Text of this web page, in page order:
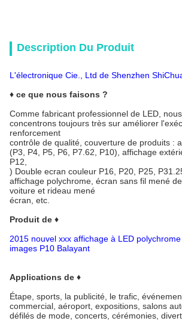
Description Du Produit
L'électronique Cie., Ltd de Shenzhen
♦ ce que nous faisons ?
Comme fabricant professionnel de LED,
concentrons toujours très sur améliorer
renforcement
contrôle de qualité, couverture de produits :
(P3, P4, P5, P6, P7.62, P10), affichage
P12,
) Double ecran couleur P16, P20, P25,
affichage polychrome, écran sans fil mené de
voiture et rideau mené
écran, etc.
Produit de ♦
2015 nouvel xxx affichage à LED
images P10 Balayant
Applications de ♦
Étape, sports, la publicité, le trafic,
commercial, aéroport, expositions, salons
défilés de mode, concerts, cérémonies,